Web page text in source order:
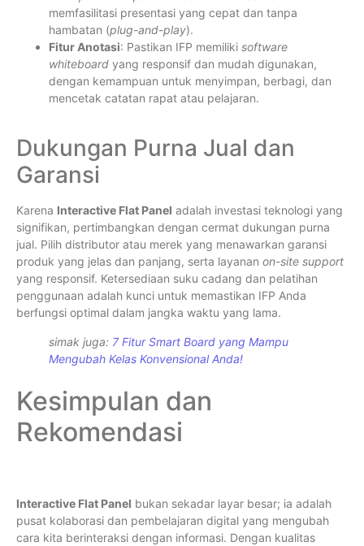
memfasilitasi presentasi yang cepat dan tanpa
hambatan (plug-and-play).
Fitur Anotasi: Pastikan IFP memiliki software
whiteboard yang responsif dan mudah digunakan,
dengan kemampuan untuk menyimpan, berbagi, dan
mencetak catatan rapat atau pelajaran.
Dukungan Purna Jual dan
Garansi
Karena Interactive Flat Panel adalah investasi teknologi yang
signifikan, pertimbangkan dengan cermat dukungan purna
jual. Pilih distributor atau merek yang menawarkan garansi
produk yang jelas dan panjang, serta layanan on-site support
yang responsif. Ketersediaan suku cadang dan pelatihan
penggunaan adalah kunci untuk memastikan IFP Anda
berfungsi optimal dalam jangka waktu yang lama.
simak juga: 7 Fitur Smart Board yang Mampu
Mengubah Kelas Konvensional Anda!
Kesimpulan dan
Rekomendasi
Interactive Flat Panel bukan sekadar layar besar; ia adalah
pusat kolaborasi dan pembelajaran digital yang mengubah
cara kita berinteraksi dengan informasi. Dengan kualitas